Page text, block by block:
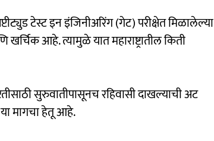
टेस्ट इन इंजिनीअरिंग (गेट) परीक्षेत मिळालेल्या
आहे. त्यामुळे यात महाराष्ट्रातील किती
सुरुवातीपासूनच रहिवासी दाखल्याची अट
मागचा हेतू आहे.